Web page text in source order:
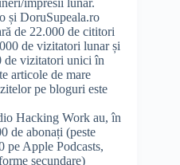
impresii lunar.
și DoruSupeala.ro
de 22.000 de cititori
de vizitatori lunar și
de vizitatori unici în
articole de mare
pe bloguri este
Hacking Work au, în
de abonați (peste
pe Apple Podcasts,
secundare)